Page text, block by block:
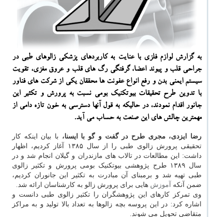
به گزارش لوازم فلزی با عنایت به كاربردهای پزشكی زالوهای طبی در
جراحی قلب و پیوند اعضا، گرفتگی رگ های قلب و عروق مغزی، تقویت
سیستم ایمنی بدن و رفع انواع عفونت ها محققان یكی از شركت های فناور
با تدوین طرح تحقیقات بیوتكنیك بومی نسبت به پرورش و تكثیر این
جانور اقدام نمودند، در حالیكه به قول آنها دسترسی به خون تازه دامی از
مهمترین چالش های این صنعت به حساب می آید.
رضا ایزدی، مجری طرح در گفت و گو با ایسنا، با بیان اینکه کار
تحقیقی پرورش زالوی طبی را از سال ۱۳۸۵ آغاز کردیم، اظهار
داشت: این مطالعات در تالاب های مازندران و گیلان انجام شد و در
سال ۱۳۸۹ طرح پژوهشی بیوتکنیک بومی پرورش و تکثیر زالوی
طبی تهیه شد و برمبنای آن مبادرت به تکثیر این جانوران کردیم،
ضمن آنکه
آموزش هایی برای پرورش زالو به کارشناسان ارائه شد.
وی تمرکز کارهای این پژوهشگران را تکثیر زالوی طبی دانست و
اشاره کرد: در این پروسه بچه زالوها به تعداد بالا تولید و به مراکز
متقاضی تحویل می شوند.